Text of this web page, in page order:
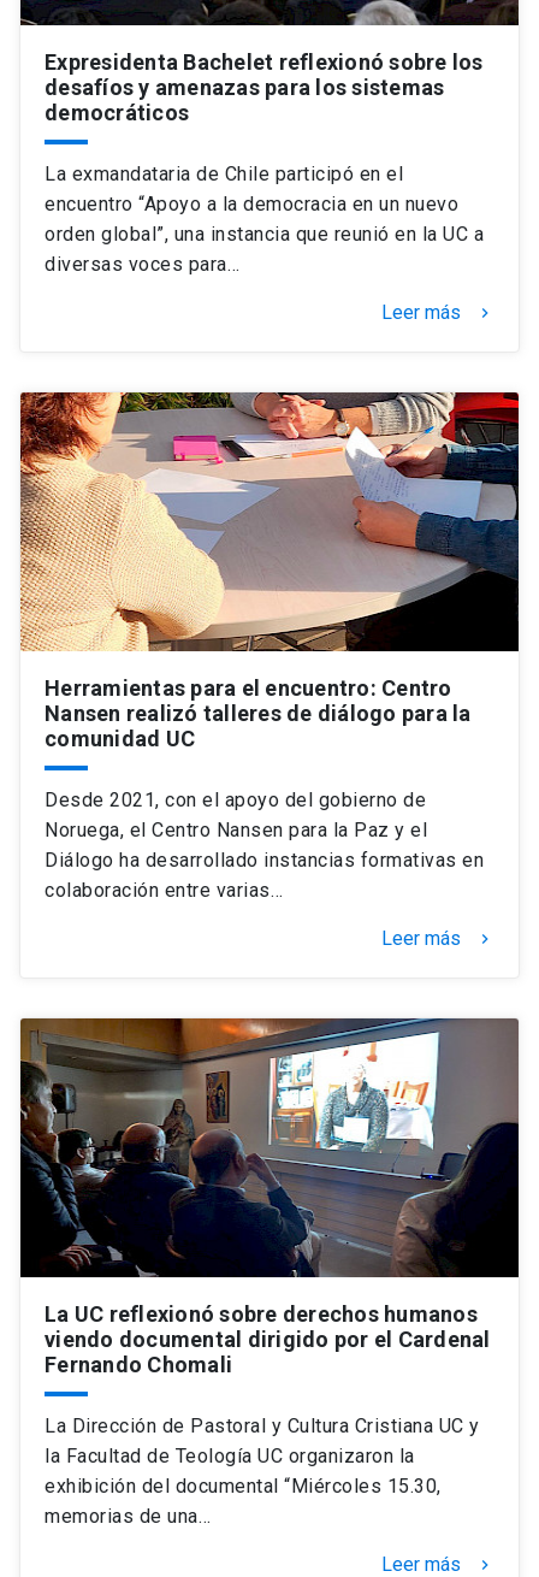
Expresidenta Bachelet reflexionó sobre los
desafíos y amenazas para los sistemas
democráticos
La exmandataria de Chile participó en el
encuentro “Apoyo a la democracia en un nuevo
orden global”, una instancia que reunió en la UC a
diversas voces para…
Leer más keyboard_arrow_right
Herramientas para el encuentro: Centro
Nansen realizó talleres de diálogo para la
comunidad UC
Desde 2021, con el apoyo del gobierno de
Noruega, el Centro Nansen para la Paz y el
Diálogo ha desarrollado instancias formativas en
colaboración entre varias…
Leer más keyboard_arrow_right
La UC reflexionó sobre derechos humanos
viendo documental dirigido por el Cardenal
Fernando Chomali
La Dirección de Pastoral y Cultura Cristiana UC y
la Facultad de Teología UC organizaron la
exhibición del documental “Miércoles 15.30,
memorias de una…
Leer más keyboard_arrow_right